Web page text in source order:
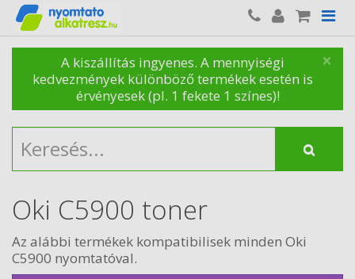
×
A kiszállítás ingyenes. A mennyiségi
kedvezmények különböző termékek esetén is
érvényesek (pl. 1 fekete 1 színes)!
Oki C5900 toner
Az alábbi termékek kompatibilisek minden Oki
C5900 nyomtatóval.